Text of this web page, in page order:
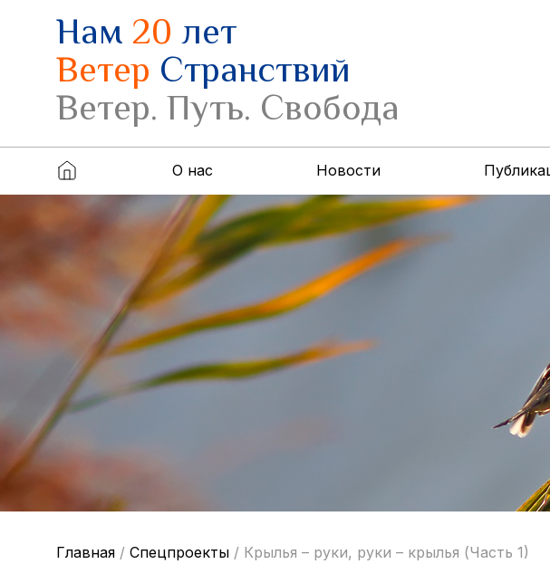
Нам20лет
Ветер Странствий
Ветер. Путь. Свобода
О нас Новости
Главная / Спецпроекты / Крылья – руки, руки – крылья (Часть 1)